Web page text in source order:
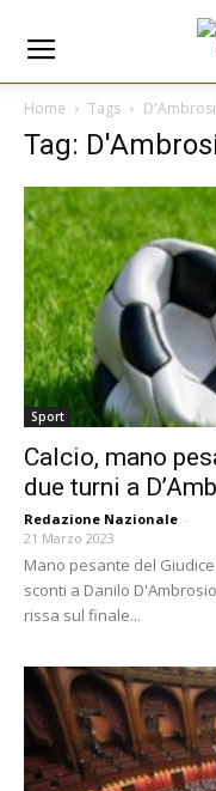
Home Tags
Tag:
Sport
Calcio, mano
due turni a
Redazione Nazionale -
21 Marzo 2023
Mano pesante del
sconti a Danilo
rissa sul finale...